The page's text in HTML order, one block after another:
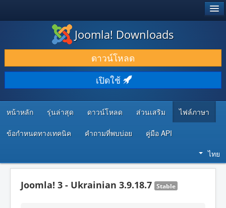
ดาวน์โหลด & ส่วนเสริม
ค้นคว้า & เรียนรู้
ชุมชน & สนับสนุน
ทรัพยากรสำหรับนักพัฒนา
Joomla! Downloads
ดาวน์โหลด
เปิดใช้
หน้าหลัก รุ่นล่าสุด ดาวน์โหลด ส่วนเสริม ไฟล์ภาษา
ข้อกำหนดทางเทคนิค คำถามที่พบบ่อย คู่มือ API
ไทย
Joomla! 3 - Ukrainian 3.9.18.7 Stable